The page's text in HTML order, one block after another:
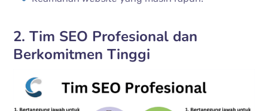
2. Tim SEO Profesional dan
Berkomitmen Tinggi